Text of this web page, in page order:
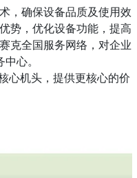
，确保设备品质及使用效
势，优化设备功能，提高
克全国服务网络，对企业
心。
心机头，提供更核心的价